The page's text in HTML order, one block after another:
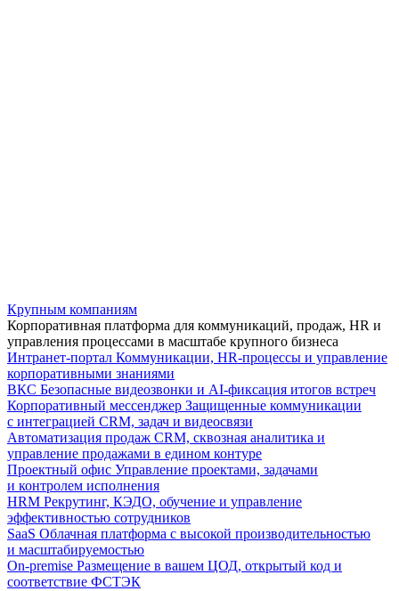
Крупным компаниям
Корпоративная платформа для коммуникаций, продаж, HR и
управления процессами в масштабе крупного бизнеса
Интранет-портал Коммуникации, HR-процессы и управление
корпоративными знаниями
ВКС Безопасные видеозвонки и AI-фиксация итогов встреч
Корпоративный мессенджер Защищенные коммуникации
с интеграцией CRM, задач и видеосвязи
Автоматизация продаж CRM, сквозная аналитика и
управление продажами в едином контуре
Проектный офис Управление проектами, задачами
и контролем исполнения
HRM Рекрутинг, КЭДО, обучение и управление
эффективностью сотрудников
SaaS Облачная платформа с высокой производительностью
и масштабируемостью
On-premise Размещение в вашем ЦОД, открытый код и
соответствие ФСТЭК